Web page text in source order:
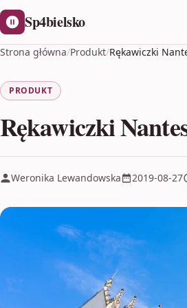
Sp4bielsko
Strona główna/Produkt/Rękawiczki
PRODUKT
Rękawiczki
Weronika Lewandowska 2019-08-27